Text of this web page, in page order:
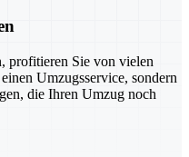
profitieren Sie von vielen
Umzugsservice, sondern
die Ihren Umzug noch